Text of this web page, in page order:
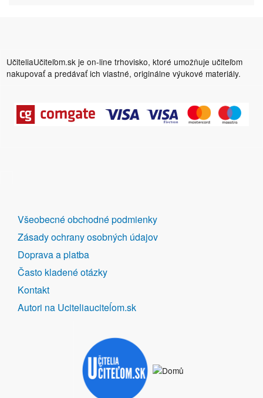
UčiteliaUčiteľom.sk je on-line trhovisko, ktoré umožňuje učiteľom
nakupovať a predávať ich vlastné, originálne výukové materiály.
DALŠÍ
ODKAZY
Všeobecné obchodné podmienky
Zásady ochrany osobných údajov
Doprava a platba
Často kladené otázky
Kontakt
Autori na Uciteliauciteĺom.sk